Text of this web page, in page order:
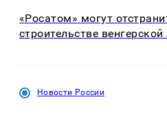
«Росатом» могут
строительстве
Новости России